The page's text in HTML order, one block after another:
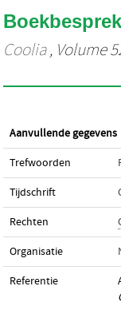
Coolia, Volume
Aanvullende gegevens
Trefwoorden
Tijdschrift
Rechten
Organisatie
Referentie